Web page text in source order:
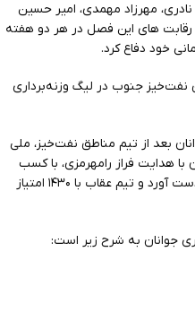
نادری، مهرزاد مهمدی، امیر حسین
های این فصل در هر دو هفته
خود دفاع کرد.
نفت‌خیز جنوب در لیگ وزنه‌برداری
بعد از تیم مناطق نفت‌خیز، ملی
هدایت فراز رامهرمزی، با کسب
۱۵۷۲ امتیاز عنوان نایب قهرمانی را به دست آورد و تیم عقاب با ۱۴۳۰ امتیاز
جوانان به شرح زیر است: